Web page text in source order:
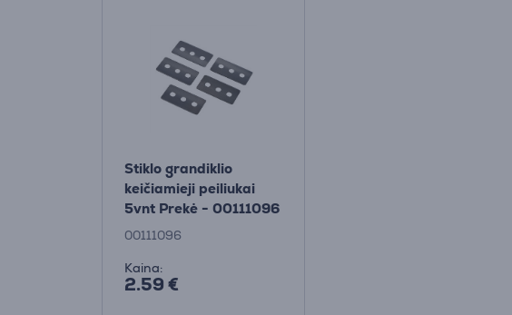
Stiklo grandiklio
keičiamieji peiliukai
5vnt Prekė - 00111096
00111096
Kaina:
2.59 €